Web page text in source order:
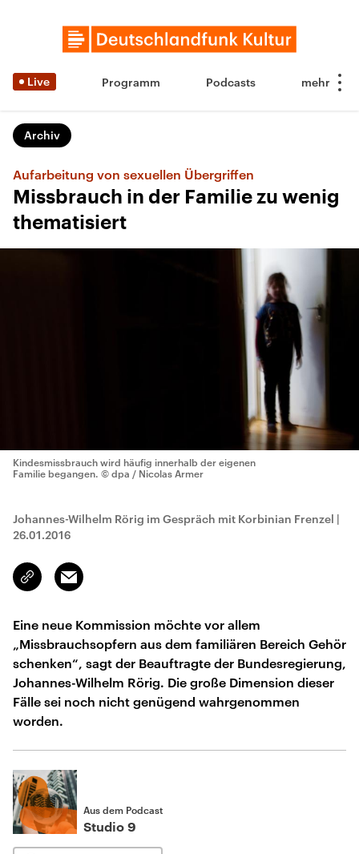
Live Programm Podcasts
Archiv
Aufarbeitung von sexuellen Übergriffen
Missbrauch in der Familie zu wenig
thematisiert
Kindesmissbrauch wird häufig innerhalb der eigenen
Familie begangen. © dpa / Nicolas Armer
Johannes-Wilhelm Rörig im Gespräch mit Korbinian Frenzel |
26.01.2016
Link
kopieren/teilen
Email
Eine neue Kommission möchte vor allem
„Missbrauchsopfern aus dem familiären Bereich Gehör
schenken“, sagt der Beauftragte der Bundesregierung,
Johannes-Wilhelm Rörig. Die große Dimension dieser
Fälle sei noch nicht genügend wahrgenommen
worden.
Aus dem Podcast
Studio 9